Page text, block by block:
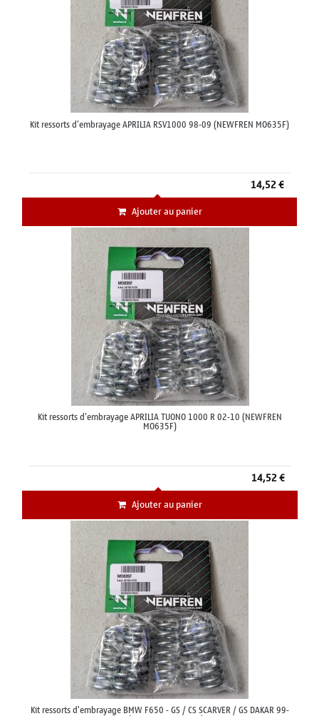
Kit ressorts d'embrayage APRILIA RSV1000 98-09 (NEWFREN MO635F)
14,52 €
Ajouter au panier
Kit ressorts d'embrayage APRILIA TUONO 1000 R 02-10 (NEWFREN
MO635F)
14,52 €
Ajouter au panier
Kit ressorts d'embrayage BMW F650 - GS / CS SCARVER / GS DAKAR 99-